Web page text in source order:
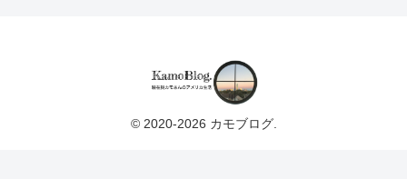
© 2020-2026 カモブログ.